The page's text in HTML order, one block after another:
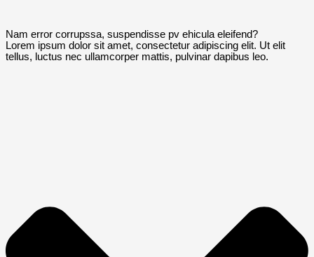
Nam error corrupssa, suspendisse pv ehicula eleifend?
Lorem ipsum dolor sit amet, consectetur adipiscing elit. Ut elit
tellus, luctus nec ullamcorper mattis, pulvinar dapibus leo.